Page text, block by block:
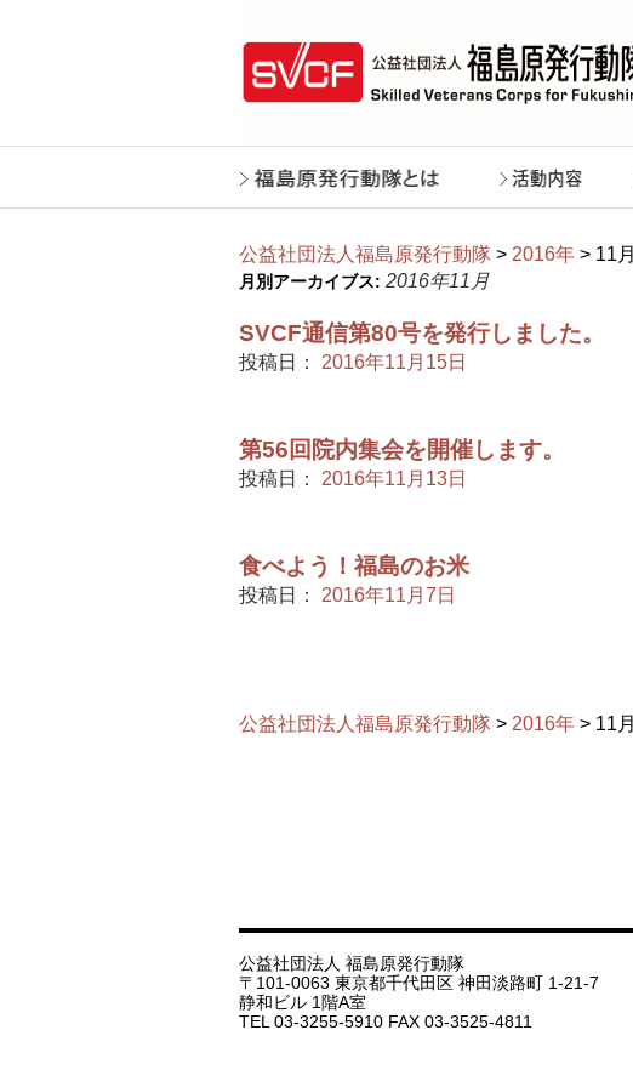
公益社団法人福島原発行動隊 > 2016年 > 11月
月別アーカイブス: 2016年11月
SVCF通信第80号を発行しました。
投稿日： 2016年11月15日
第56回院内集会を開催します。
投稿日： 2016年11月13日
食べよう！福島のお米
投稿日： 2016年11月7日
公益社団法人福島原発行動隊 > 2016年 > 11月
公益社団法人 福島原発行動隊
〒101-0063 東京都千代田区 神田淡路町 1-21-7
静和ビル 1階A室
TEL 03-3255-5910 FAX 03-3525-4811